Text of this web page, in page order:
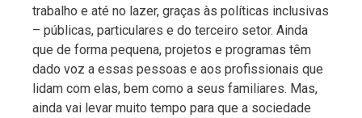
trabalho e até no lazer, graças às políticas inclusivas
– públicas, particulares e do terceiro setor. Ainda
que de forma pequena, projetos e programas têm
dado voz a essas pessoas e aos profissionais que
lidam com elas, bem como a seus familiares. Mas,
ainda vai levar muito tempo para que a sociedade